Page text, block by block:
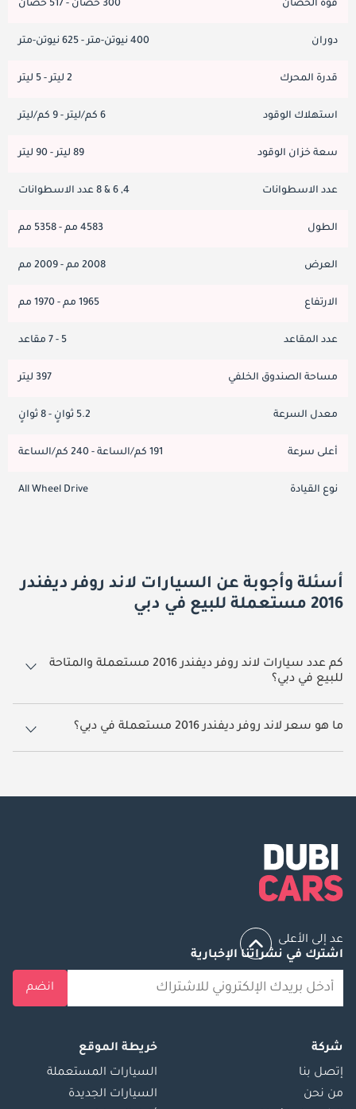
قوة الحصان 300 حصان - 517 حصان
دوران 400 نيوتن-متر - 625 نيوتن-متر
قدرة المحرك 2 ليتر - 5 ليتر
استهلاك الوقود 6 كم/ليتر - 9 كم/ليتر
سعة خزان الوقود 89 ليتر - 90 ليتر
عدد الاسطوانات 4, 6 & 8 عدد الاسطوانات
الطول 4583 مم - 5358 مم
العرض 2008 مم - 2009 مم
الارتفاع 1965 مم - 1970 مم
عدد المقاعد 5 - 7 مقاعد
مساحة الصندوق الخلفي 397 ليتر
معدل السرعة 5.2 ثوانٍ - 8 ثوانٍ
أعلى سرعة 191 كم/الساعة - 240 كم/الساعة
نوع القيادة All Wheel Drive
أسئلة وأجوبة عن السيارات لاند روفر ديفندر
2016 مستعملة للبيع في دبي
كم عدد سيارات لاند روفر ديفندر 2016 مستعملة والمتاحة
للبيع في دبي؟
1 سيارة لاند روفر ديفندر 2016 مستعملة متوفرة للبيع في دبي.
ما هو سعر لاند روفر ديفندر 2016 مستعملة في دبي؟
يبدأ سعر سيارة لاند روفر ديفندر 2016 مستعملة في دبي 299,000.
عد إلى الأعلى
اشترك في نشراتنا الإخبارية
انضم
شركة
إتصل بنا
من نحن
خريطة الموقع
السيارات المستعملة
السيارات الجديدة